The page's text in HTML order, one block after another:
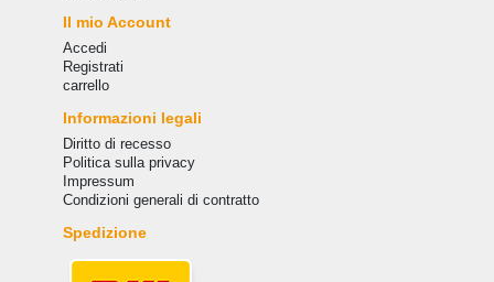
Il mio Account
Accedi
Registrati
carrello
Informazioni legali
Diritto di recesso
Politica sulla privacy
Impressum
Condizioni generali di contratto
Spedizione